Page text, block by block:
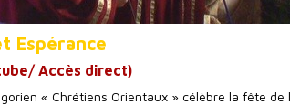
Espérance
Accès direct)
« Chrétiens Orientaux » célèbre la fête de